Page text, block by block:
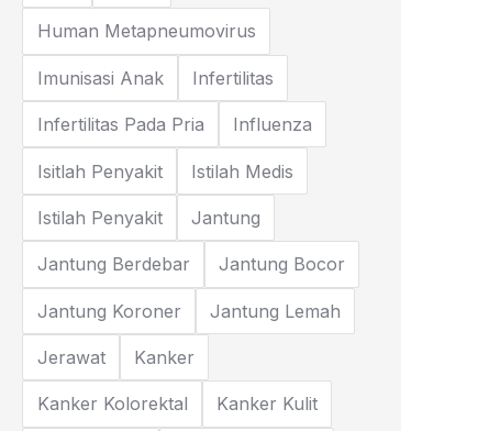
Human Metapneumovirus
Imunisasi Anak Infertilitas
Infertilitas Pada Pria Influenza
Isitlah Penyakit Istilah Medis
Istilah Penyakit Jantung
Jantung Berdebar Jantung Bocor
Jantung Koroner Jantung Lemah
Jerawat Kanker
Kanker Kolorektal Kanker Kulit